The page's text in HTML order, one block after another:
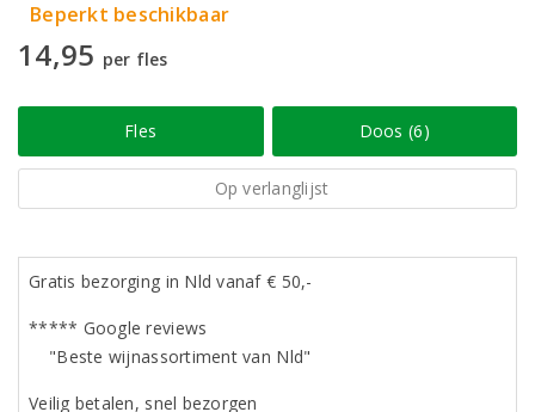
Beperkt beschikbaar
14,95 per fles
Fles Doos (6)
Op verlanglijst
Gratis bezorging in Nld vanaf € 50,-
***** Google reviews
"Beste wijnassortiment van Nld"
Veilig betalen, snel bezorgen